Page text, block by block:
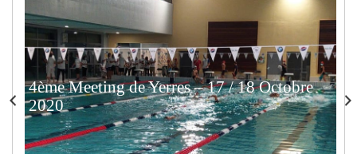
4ème Meeting de Yerres – 17 / 18 Octobre
2020